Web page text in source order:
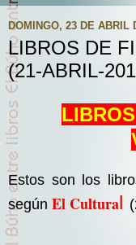
DOMINGO, 23 DE ABRIL
LIBROS DE
(21-ABRIL-
Estos son los
según El Cultural